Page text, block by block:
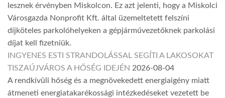
lesznek érvényben Miskolcon. Ez azt jelenti, hogy a Miskolci
Városgazda Nonprofit Kft. által üzemeltetett felszíni
díjköteles parkolóhelyeken a gépjárművezetőknek parkolási
díjat kell fizetniük.
INGYENES ESTI STRANDOLÁSSAL SEGÍTI A LAKOSOKAT
TISZAÚJVÁROS A HŐSÉG IDEJÉN 2026-08-04
A rendkívüli hőség és a megnövekedett energiaigény miatt
átmeneti energiatakarékossági intézkedéseket vezetett be